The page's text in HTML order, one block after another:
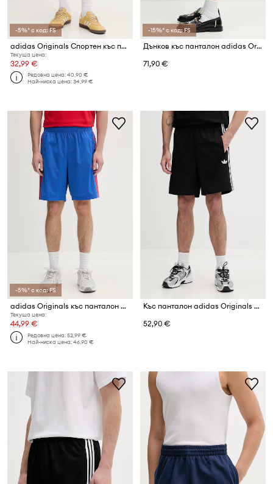
-5%* с код: FS
adidas Originals Спортен къс панталон мъжки памучен
Текуща цена:
32,99 €
Редовна цена:40,90 €
Най-ниска цена:34,99 €
-15%* с код: FS
Дънков къс панталон adidas Originals Firebird
71,90 €
-5%* с код: FS
adidas Originals къс панталон мъжки Firebird
Текуща цена:
44,99 €
Редовна цена:52,99 €
Най-ниска цена:46,90 €
Къс панталон adidas Originals Firebird
52,90 €